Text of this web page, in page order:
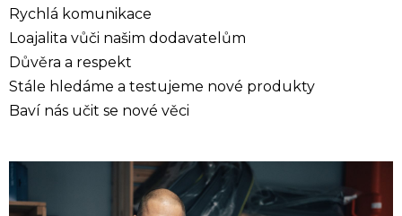
Rychlá komunikace
Loajalita vůči našim dodavatelům
Důvěra a respekt
Stále hledáme a testujeme nové produkty
Baví nás učit se nové věci